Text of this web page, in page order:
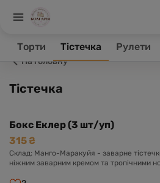
Торти Тістечка Рулети
Заклад зачинено, ваше замовлення
На головну
Тістечка
Бокс Еклер (3 шт/уп)
315 ₴
Склад: Манго-Маракуйя - заварне
ніжним заварним кремом та тропічними